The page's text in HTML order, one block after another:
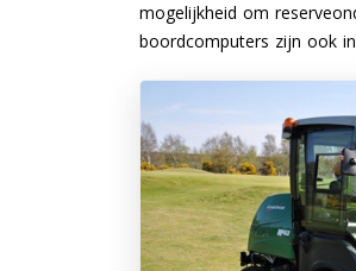
mogelijkheid om
boordcomputers zijn ook